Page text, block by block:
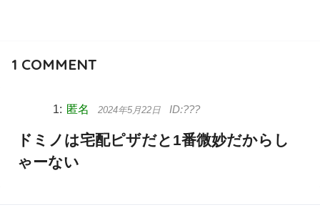
1 COMMENT
匿名 2024年5月22日
ドミノは宅配ピザだと1番微妙だからし
ゃーない